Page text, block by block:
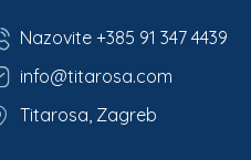
Nazovite +385 91 347 4439
info@titarosa.com
Titarosa, Zagreb